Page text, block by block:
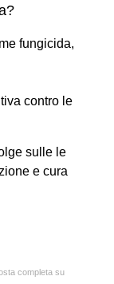
fungicida,
contro le
sulle le
e cura
completa su